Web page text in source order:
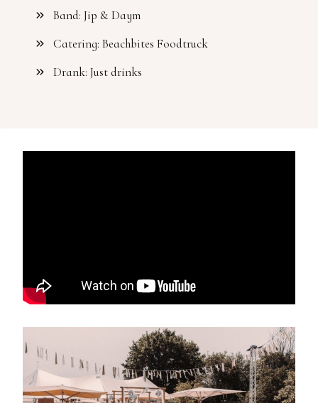
Band: Jip & Daym
Catering: Beachbites Foodtruck
Drank: Just drinks